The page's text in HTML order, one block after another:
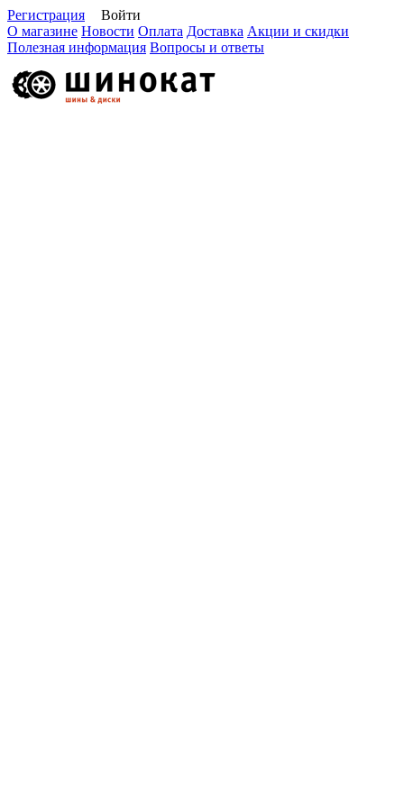
Регистрация
Войти
О магазине Новости Оплата Доставка Акции и скидки
Полезная информация Вопросы и ответы